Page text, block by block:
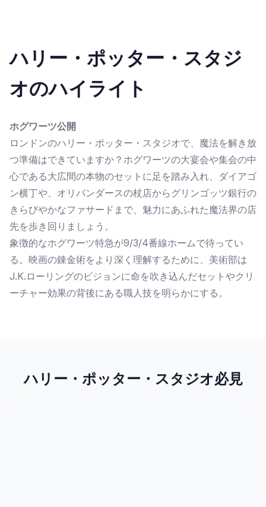
ハリー・ポッター・スタジ
オのハイライト
ホグワーツ公開
ロンドンのハリー・ポッター・スタジオで、魔法を解き放
つ準備はできていますか？ホグワーツの大宴会や集会の中
心である大広間の本物のセットに足を踏み入れ、ダイアゴ
ン横丁や、オリバンダースの杖店からグリンゴッツ銀行の
きらびやかなファサードまで、魅力にあふれた魔法界の店
先を歩き回りましょう。
象徴的なホグワーツ特急が9/3/4番線ホームで待ってい
る。映画の錬金術をより深く理解するために、美術部は
J.K.ローリングのビジョンに命を吹き込んだセットやクリ
ーチャー効果の背後にある職人技を明らかにする。
ハリー・ポッター・スタジオ必見